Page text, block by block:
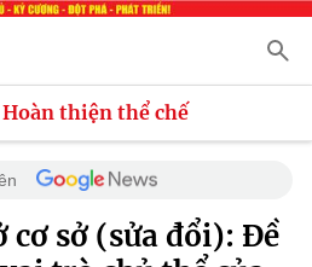
Hoàn thiện thể chế
cơ sở (sửa đổi): Đề